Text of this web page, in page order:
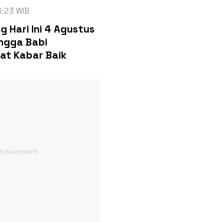
WIB
Hari Ini 4 Agustus
Babi
Kabar Baik